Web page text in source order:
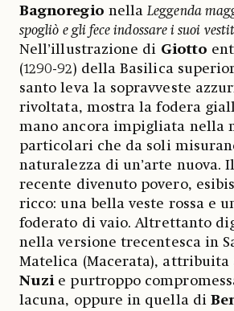
Bagnoregio nellaLeggenda
spogliò e gli fece indossare i suoi
Nell’illustrazione di Giotto
(1290-92) della Basilica
santo leva la sopravveste
rivoltata, mostra la fodera
mano ancora impigliata nella
particolari che da soli
naturalezza di un’arte nuova.
recente divenuto povero,
ricco: una bella veste rossa e
foderato di vaio. Altrettanto
nella versione trecentesca in
Matelica (Macerata),
Nuzie purtroppo
lacuna, oppure in quella di